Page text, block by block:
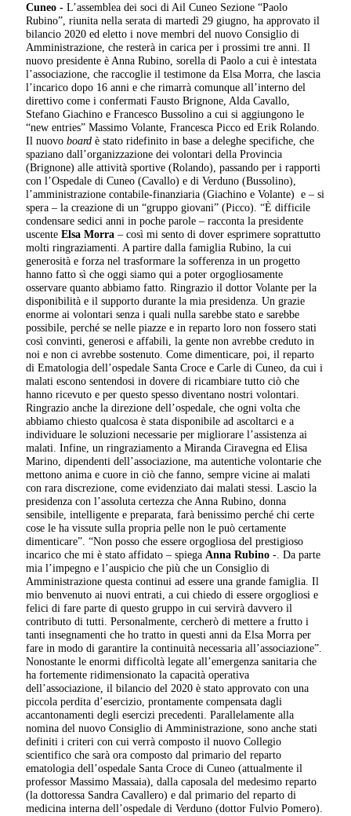
Cuneo - L’assemblea dei soci di Ail Cuneo Sezione “Paolo
Rubino”, riunita nella serata di martedì 29 giugno, ha approvato il
bilancio 2020 ed eletto i nove membri del nuovo Consiglio di
Amministrazione, che resterà in carica per i prossimi tre anni. Il
nuovo presidente è Anna Rubino, sorella di Paolo a cui è intestata
l’associazione, che raccoglie il testimone da Elsa Morra, che lascia
l’incarico dopo 16 anni e che rimarrà comunque all’interno del
direttivo come i confermati Fausto Brignone, Alda Cavallo,
Stefano Giachino e Francesco Bussolino a cui si aggiungono le
“new entries” Massimo Volante, Francesca Picco ed Erik Rolando.
Il nuovoboardè stato ridefinito in base a deleghe specifiche, che
spaziano dall’organizzazione dei volontari della Provincia
(Brignone) alle attività sportive (Rolando), passando per i rapporti
con l’Ospedale di Cuneo (Cavallo) e di Verduno (Bussolino),
l’amministrazione contabile-finanziaria (Giachino e Volante) e – si
spera – la creazione di un “gruppo giovani” (Picco). “È difficile
condensare sedici anni in poche parole – racconta la presidente
uscenteElsa Morra– così mi sento di dover esprimere soprattutto
molti ringraziamenti. A partire dalla famiglia Rubino, la cui
generosità e forza nel trasformare la sofferenza in un progetto
hanno fatto sì che oggi siamo qui a poter orgogliosamente
osservare quanto abbiamo fatto. Ringrazio il dottor Volante per la
disponibilità e il supporto durante la mia presidenza. Un grazie
enorme ai volontari senza i quali nulla sarebbe stato e sarebbe
possibile, perché se nelle piazze e in reparto loro non fossero stati
così convinti, generosi e affabili, la gente non avrebbe creduto in
noi e non ci avrebbe sostenuto. Come dimenticare, poi, il reparto
di Ematologia dell’ospedale Santa Croce e Carle di Cuneo, da cui i
malati escono sentendosi in dovere di ricambiare tutto ciò che
hanno ricevuto e per questo spesso diventano nostri volontari.
Ringrazio anche la direzione dell’ospedale, che ogni volta che
abbiamo chiesto qualcosa è stata disponibile ad ascoltarci e a
individuare le soluzioni necessarie per migliorare l’assistenza ai
malati. Infine, un ringraziamento a Miranda Ciravegna ed Elisa
Marino, dipendenti dell’associazione, ma autentiche volontarie che
mettono anima e cuore in ciò che fanno, sempre vicine ai malati
con rara discrezione, come evidenziato dai malati stessi. Lascio la
presidenza con l’assoluta certezza che Anna Rubino, donna
sensibile, intelligente e preparata, farà benissimo perché chi certe
cose le ha vissute sulla propria pelle non le può certamente
dimenticare”. “Non posso che essere orgogliosa del prestigioso
incarico che mi è stato affidato – spiegaAnna Rubino -. Da parte
mia l’impegno e l’auspicio che più che un Consiglio di
Amministrazione questa continui ad essere una grande famiglia. Il
mio benvenuto ai nuovi entrati, a cui chiedo di essere orgogliosi e
felici di fare parte di questo gruppo in cui servirà davvero il
contributo di tutti. Personalmente, cercherò di mettere a frutto i
tanti insegnamenti che ho tratto in questi anni da Elsa Morra per
fare in modo di garantire la continuità necessaria all’associazione”.
Nonostante le enormi difficoltà legate all’emergenza sanitaria che
ha fortemente ridimensionato la capacità operativa
dell’associazione, il bilancio del 2020 è stato approvato con una
piccola perdita d’esercizio, prontamente compensata dagli
accantonamenti degli esercizi precedenti. Parallelamente alla
nomina del nuovo Consiglio di Amministrazione, sono anche stati
definiti i criteri con cui verrà composto il nuovo Collegio
scientifico che sarà ora composto dal primario del reparto
ematologia dell’ospedale Santa Croce di Cuneo (attualmente il
professor Massimo Massaia), dalla caposala del medesimo reparto
(la dottoressa Sandra Cavallero) e dal primario del reparto di
medicina interna dell’ospedale di Verduno (dottor Fulvio Pomero).